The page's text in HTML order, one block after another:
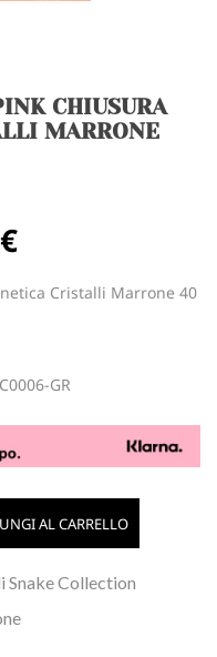
CHIUSURA
MARRONE
€
Cristalli Marrone 40
GR
AL CARRELLO
Snake Collection